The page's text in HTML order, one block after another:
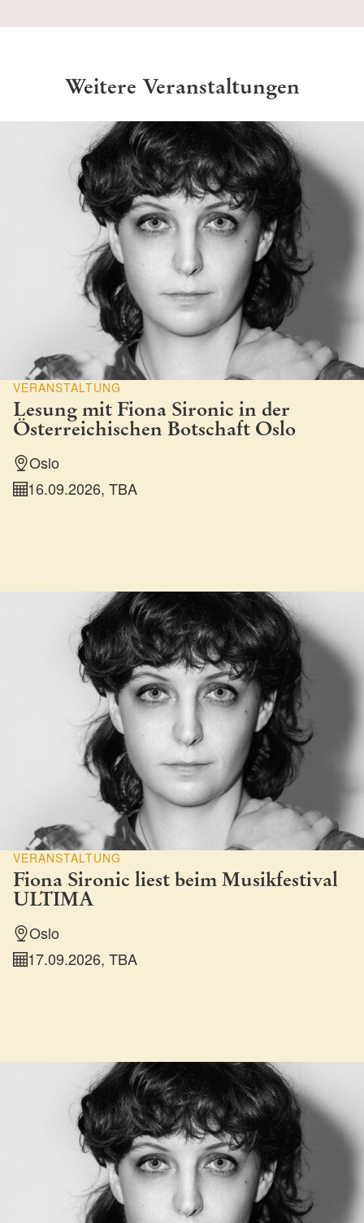
Weitere Veranstaltungen
VERANSTALTUNG
Lesung mit Fiona Sironic in der
Österreichischen Botschaft Oslo
Oslo
16.09.2026, TBA
VERANSTALTUNG
Fiona Sironic liest beim Musikfestival
ULTIMA
Oslo
17.09.2026, TBA